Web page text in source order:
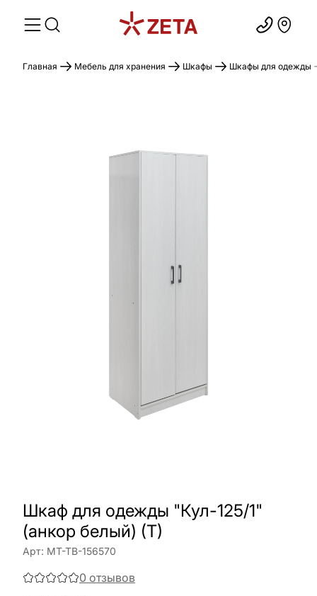
Главная Мебель для хранения Шкафы Шкафы для одежды
Шкаф для одежды "Кул-125/1"
(анкор белый) (Т)
Арт: МТ-ТВ-156570
0 отзывов